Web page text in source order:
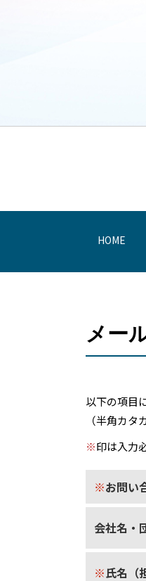
HOME
メー
以下の項目
（半角カタ
※印は入力
※お問い
会社名・
※氏名（